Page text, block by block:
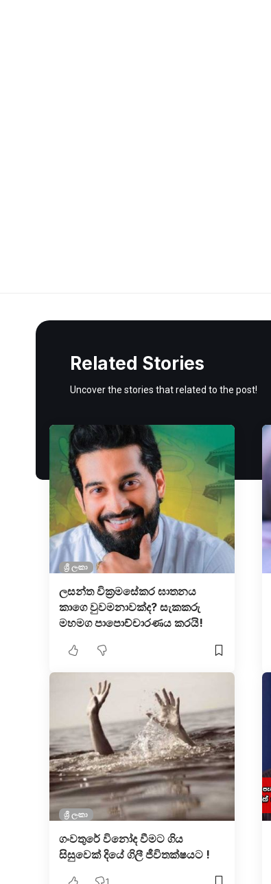
Related Stories
Uncover the stories that related to the post!
ශ්‍රී ලංකා
ලසන්ත වික්‍රමසේකර ඝාතනය
කාගෙ වුවමනාවක්ද? සැකකරු
මහමග පාපොච්චාරණය කරයි!
ශ්‍රී ලංකා
ගංවතුරේ විනෝද වීමට ගිය
සිසුවෙක් දියේ ගිලී ජීවිතක්ෂයට !
1